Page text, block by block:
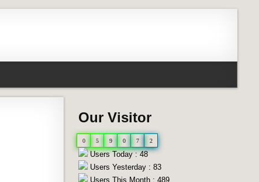
Our Visitor
0 5 9 0 7 2
Users Today : 48
Users Yesterday : 83
Users This Month : 489